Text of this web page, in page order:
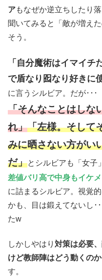
アもなぜか逆立ちしたり
聞いてみると「敵が増え
そう。
「自分魔術はイマイ
で盾なり囮なり好きに
に言うシルビア。だが･･･
「そんなことはしな
れ」「左様。そして
みに晒さない方がい
だ」とシルビアも「女子
差値バリ高で中身もイケ
に詰まるシルビア。視覚
かも、目は鍛えてないし･
たw
しかしやはり 対策は必要
けど教師陣はどう動くのか
す。